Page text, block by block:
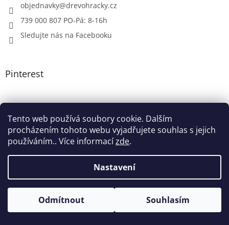
Tento web používá soubory cookie. Dalším
procházením tohoto webu vyjadřujete souhlas s jejich
používáním.. Více informacízde.
Nastavení
Odmítnout Souhlasím
objednavky@drevohracky.cz
739 000 807 PO-Pá: 8-16h
Sledujte nás na Facebooku
Pinterest